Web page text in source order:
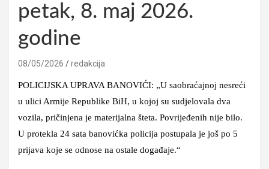
petak, 8. maj 2026.
godine
08/05/2026 redakcija
POLICIJSKA UPRAVA BANOVIĆI: „U saobraćajnoj nesreći
u ulici Armije Republike BiH, u kojoj su sudjelovala dva
vozila, pričinjena je materijalna šteta. Povrijeđenih nije bilo.
U protekla 24 sata banovićka policija postupala je još po 5
prijava koje se odnose na ostale događaje.“